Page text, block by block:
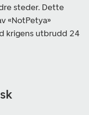
steder. Dette
«NotPetya»
krigens utbrudd 24